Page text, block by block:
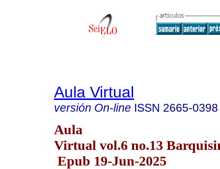
Aula Virtual
versión On-line ISSN 2665-0398
Aula
Virtual vol.6 no.13
Epub 19-Jun-2025